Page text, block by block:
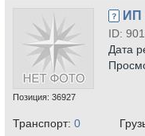
Позиция: 36927
ИП
ID: 901
Дата
Транспорт: 0